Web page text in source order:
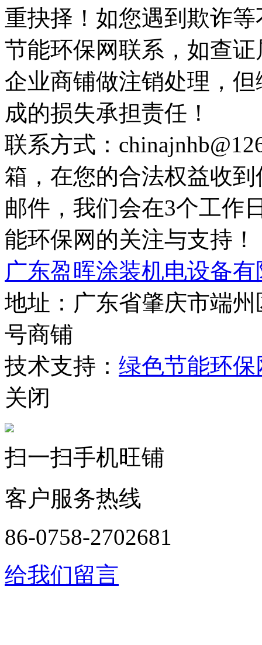
重抉择！如您遇到欺诈
节能环保网联系，如查
企业商铺做注销处理，
成的损失承担责任！
联系方式：
箱，在您的合法权益收
邮件，我们会在3个工作
能环保网的关注与支持！
广东盈晖涂装机电设备
地址：广东省肇庆市端
号商铺
技术支持： 绿色节能环保
关闭
扫一扫手机旺铺
客户服务热线
86-0758-2702681
给我们留言